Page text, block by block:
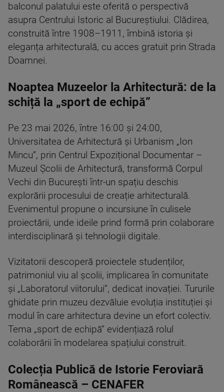
balconul palatului este oferită o perspectivă
asupra Centrului Istoric al Bucureștiului. Clădirea,
construită între 1908–1911, îmbină istoria și
eleganța arhitecturală, cu acces gratuit prin Strada
Doamnei.
Noaptea Muzeelor la Arhitectură: de la
schiță la „sport de echipă”
Pe 23 mai 2026, între 16:00 și 24:00,
Universitatea de Arhitectură și Urbanism „Ion
Mincu”, prin Centrul Expozițional Documentar –
Muzeul Școlii de Arhitectură, transformă Corpul
Vechi din București într-un spațiu deschis
explorării procesului de creație arhitecturală.
Evenimentul propune o incursiune în culisele
proiectării, unde ideile prind formă prin colaborare
interdisciplinară și tehnologii digitale.
Vizitatorii descoperă proiectele studenților,
patrimoniul viu al școlii, implicarea în comunitate
și „Laboratorul viitorului”, dedicat inovației. Tururile
ghidate prin muzeu dezvăluie evoluția instituției și
modul în care arhitectura devine un efort colectiv.
Tema „sport de echipă” evidențiază rolul
colaborării în modelarea spațiului construit.
Colecția Publică de Istorie Feroviară
Românească – CENAFER